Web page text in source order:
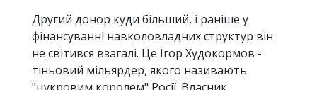
Другий донор куди більший, і раніше у
фінансуванні навколовладних структур він
не світився взагалі. Це Ігор Худокормов -
тіньовий мільярдер, якого називають